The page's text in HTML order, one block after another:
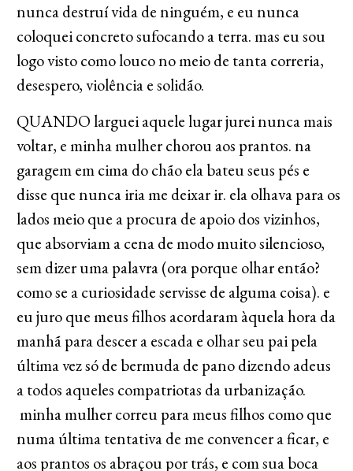
nunca destruí vida de ninguém, e eu nunca
coloquei concreto sufocando a terra. mas eu sou
logo visto como louco no meio de tanta correria,
desespero, violência e solidão.
QUANDO larguei aquele lugar jurei nunca mais
voltar, e minha mulher chorou aos prantos. na
garagem em cima do chão ela bateu seus pés e
disse que nunca iria me deixar ir. ela olhava para os
lados meio que a procura de apoio dos vizinhos,
que absorviam a cena de modo muito silencioso,
sem dizer uma palavra (ora porque olhar então?
como se a curiosidade servisse de alguma coisa). e
eu juro que meus filhos acordaram àquela hora da
manhã para descer a escada e olhar seu pai pela
última vez só de bermuda de pano dizendo adeus
a todos aqueles compatriotas da urbanização.
minha mulher correu para meus filhos como que
numa última tentativa de me convencer a ficar, e
aos prantos os abraçou por trás, e com sua boca